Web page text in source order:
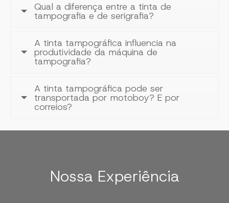
Qual a diferença entre a tinta de
tampografia e de serigrafia?
A tinta tampográfica influencia na
produtividade da máquina de
tampografia?
A tinta tampográfica pode ser
transportada por motoboy? E por
correios?
Nossa Experiência